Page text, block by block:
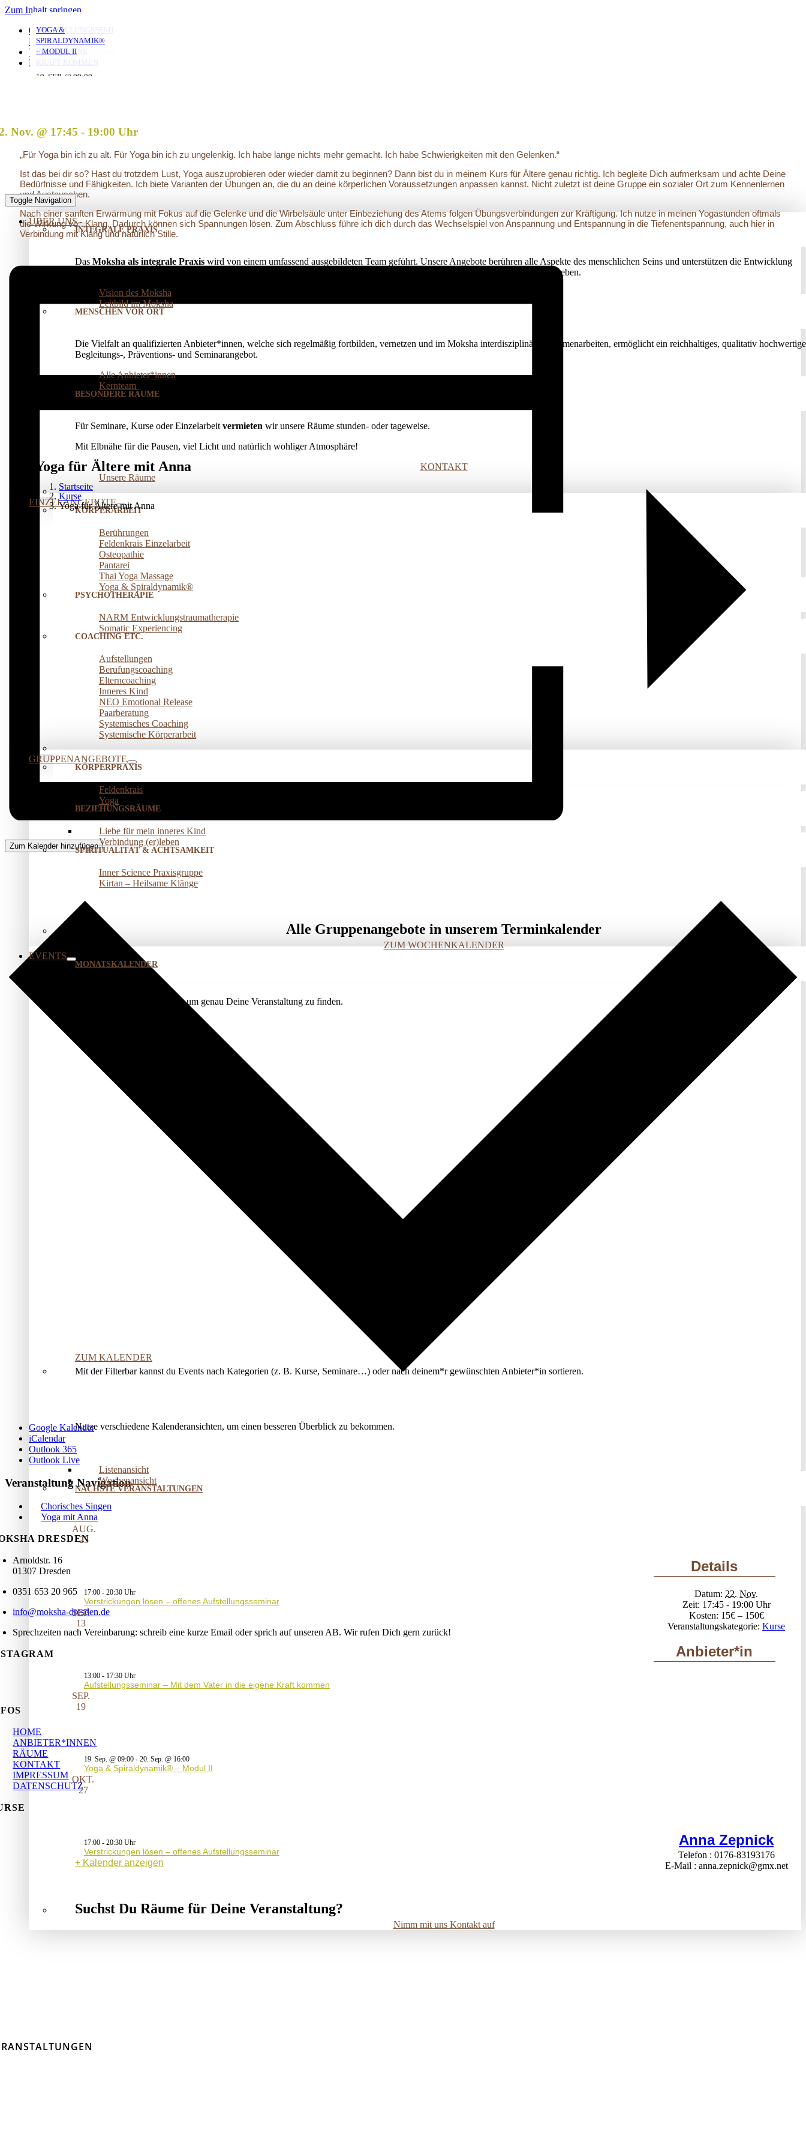
Zum Inhalt springen
0351 653 20 965
KONTAKT
TERMINE
LOGIN
Toggle Navigation
ÜBER UNS
INTEGRALE PRAXIS
Das Moksha als integrale Praxis wird von einem umfassend ausgebildeten Team geführt. Unsere Angebote berühren alle Aspekte des menschlichen Seins und unterstützen die Entwicklung
: für einen gesunden Körper und klaren Geist, ein offenes Herz und tieferen Sinn im Leben.
Vision des Moksha
Leitbild im Moksha
MENSCHEN VOR ORT
Die Vielfalt an qualifizierten Anbieter*innen, welche sich regelmäßig fortbilden, vernetzen und im Moksha interdisziplinär zusammenarbeiten, ermöglicht ein reichhaltiges, qualitativ
Begleitungs-, Präventions­- und Seminarangebot.
Alle Anbieter*innen
Kernteam
BESONDERE RÄUME
Für Seminare, Kurse oder Einzelarbeit vermieten wir unsere Räume stunden- oder tageweise.
Mit Elbnähe für die Pausen, viel Licht und natürlich wohliger Atmosphäre!
KONTAKT
Unsere Räume
EINZELANGEBOTE
KÖRPERARBEIT
Berührungen
Feldenkrais Einzelarbeit
Osteopathie
Pantarei
Thai Yoga Massage
Yoga & Spiraldynamik®
PSYCHOTHERAPIE
NARM Entwicklungstraumatherapie
Somatic Experiencing
COACHING ETC.
Aufstellungen
Berufungscoaching
Elterncoaching
Inneres Kind
NEO Emotional Release
Paarberatung
Systemisches Coaching
Systemische Körperarbeit
GRUPPENANGEBOTE
KÖRPERPRAXIS
Feldenkrais
Yoga
BEZIEHUNGSRÄUME
Liebe für mein inneres Kind
Verbindung (er)leben
SPIRITUALITÄT & ACHTSAMKEIT
Inner Science Praxisgruppe
Kirtan – Heilsame Klänge
Alle Gruppenangebote in unserem Terminkalender
ZUM WOCHENKALENDER
EVENTS
MONATSKALENDER
Nutze unser Kalendermodul, um genau Deine Veranstaltung zu finden.
ZUM KALENDER
Mit der Filterbar kannst du Events nach Kategorien (z. B. Kurse, Seminare…) oder nach deinem*r gewünschten Anbieter*in sortieren.
Nutze verschiedene Kalenderansichten, um einen besseren Überblick zu bekommen.
Listenansicht
Wochenansicht
NÄCHSTE VERANSTALTUNGEN
AUG.
25
17:00 - 20:30
Verstrickungen lösen – offenes Aufstellungsseminar
SEP.
13
13:00 - 17:30
Aufstellungsseminar – Mit dem Vater in die eigene Kraft kommen
SEP.
19
19. Sep. @ 09:00 - 20. Sep. @ 16:00
Yoga & Spiraldynamik® – Modul II
OKT.
27
17:00 - 20:30
Verstrickungen lösen – offenes Aufstellungsseminar
Kalender anzeigen
Suchst Du Räume für Deine Veranstaltung?
Nimm mit uns Kontakt auf
Yoga für Ältere mit Anna
Startseite
Kurse
Yoga für Ältere mit Anna
Nov. @ 17:45 - 19:00
„Für Yoga bin ich zu alt. Für Yoga bin ich zu ungelenkig. Ich habe lange nichts mehr gemacht. Ich habe Schwierigkeiten mit den Gelenken.“
Ist das bei dir so? Hast du trotzdem Lust, Yoga auszuprobieren oder wieder damit zu beginnen? Dann bist du in meinem Kurs für Ältere genau richtig. Ich begleite Dich aufmerksam und achte Deine
Bedürfnisse und Fähigkeiten. Ich biete Varianten der Übungen an, die du an deine körperlichen Voraussetzungen anpassen kannst. Nicht zuletzt ist deine Gruppe ein sozialer Ort zum Kennenlernen
und Austauschen.
Nach einer sanften Erwärmung mit Fokus auf die Gelenke und die Wirbelsäule unter Einbeziehung des Atems folgen Übungsverbindungen zur Kräftigung. Ich nutze in meinen Yogastunden oftmals
die Wirkung von Klang. Dadurch können sich Spannungen lösen. Zum Abschluss führe ich dich durch das Wechselspiel von Anspannung und Entspannung in die Tiefenentspannung, auch hier in
Verbindung mit Klang und natürlich Stille.
Zum Kalender hinzufügen
Google Kalender
iCalendar
Outlook 365
Outlook Live
Veranstaltung Navigation
Chorisches Singen
Yoga mit Anna
Details
Datum: 22. Nov.
Zeit: 17:45 - 19:00
Kosten: 15€ – 150€
Veranstaltungskategorie: Kurse
Anbieter*in
Anna Zepnick
Telefon
0176-83193176
E-Mail
anna.zepnick@gmx.net
DRESDEN
Arnoldstr. 16
01307 Dresden
0351 653 20 965
info@moksha-dresden.de
Sprechzeiten nach Vereinbarung: schreib eine kurze Email oder sprich auf unseren AB. Wir rufen Dich gern zurück!
HOME
ANBIETER*INNEN
RÄUME
KONTAKT
IMPRESSUM
DATENSCHUTZ
YOGA MIT DANIEL
10. AUG. @ 18:00
19:30
YOGA MIT DANIEL
10. AUG. @ 20:00
21:30
YOGA MIT DANIEL
11. AUG. @ 18:00
19:30
VERSTRICKUNGEN
LÖSEN – OFFENES
AUFSTELLUNGSSEMINAR
25. AUG. @ 17:00
AUFSTELLUNGSSEMINAR
– MIT DEM VATER
IN DIE EIGENE
KRAFT KOMMEN
YOGA &
SPIRALDYNAMIK®
– MODUL II
19. SEP. @ 09:00